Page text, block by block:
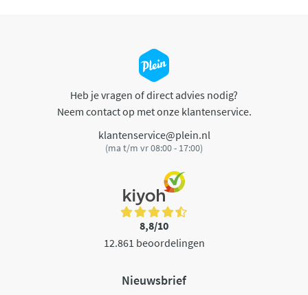
Heb je vragen of direct advies nodig?
Neem contact op met onze klantenservice.
klantenservice@plein.nl
(ma t/m vr 08:00 - 17:00)
8,8/10
12.861 beoordelingen
Nieuwsbrief